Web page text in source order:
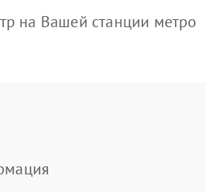
на Вашей станции метро